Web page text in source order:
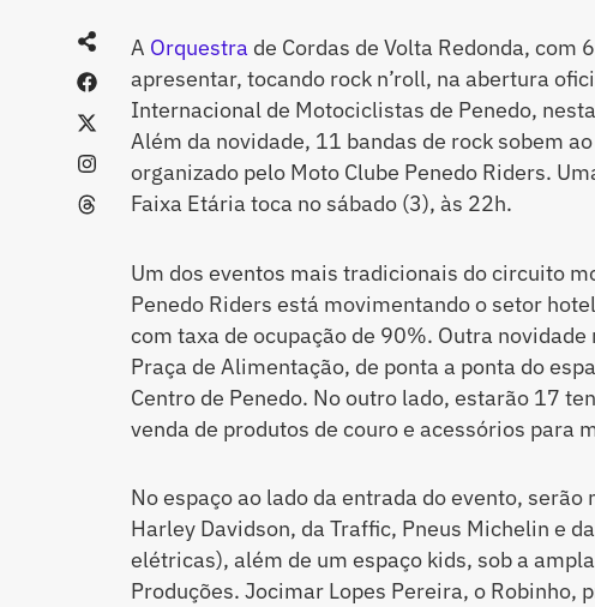
A Orquestra de Cordas de Volta Redonda, com
apresentar, tocando rock n’roll, na abertura
Internacional de Motociclistas de Penedo,
Além da novidade, 11 bandas de rock sobem
organizado pelo Moto Clube Penedo Riders.
Faixa Etária toca no sábado (3), às 22h.
Um dos eventos mais tradicionais do circuito
Penedo Riders está movimentando o setor
com taxa de ocupação de 90%. Outra
Praça de Alimentação, de ponta a ponta do
Centro de Penedo. No outro lado, estarão 17
venda de produtos de couro e acessórios para
No espaço ao lado da entrada do evento, serão
Harley Davidson, da Traffic, Pneus Michelin e
elétricas), além de um espaço kids, sob a
Produções. Jocimar Lopes Pereira, o Robinho,